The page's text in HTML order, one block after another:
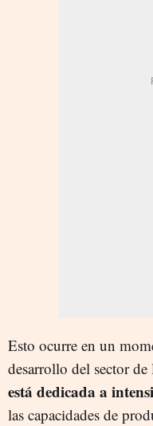
Esto ocurre en un
desarrollo del sector
está dedicada a
las capacidades de